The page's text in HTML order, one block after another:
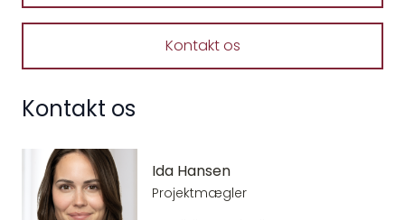
Kontakt os
Kontakt os
Ida Hansen
Projektmægler